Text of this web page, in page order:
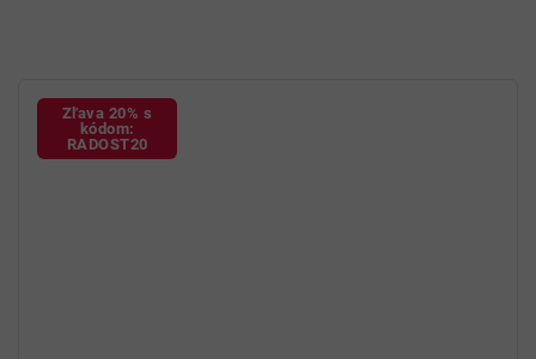
Zľava 20% s
kódom:
RADOST20